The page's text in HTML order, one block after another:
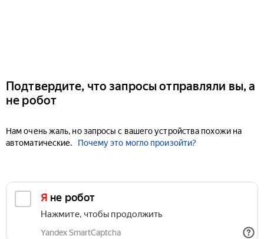
Подтвердите, что запросы отправляли вы, а
не робот
Нам очень жаль, но запросы с вашего устройства похожи на
автоматические.
Почему это могло произойти?
Я не робот
Нажмите, чтобы продолжить
Yandex SmartCaptcha